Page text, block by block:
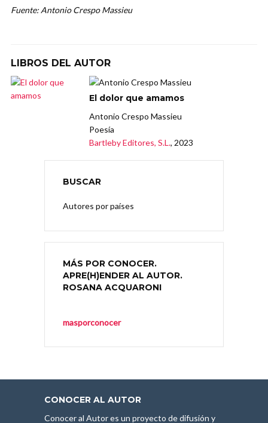
Fuente: Antonio Crespo Massieu
LIBROS DEL AUTOR
El dolor que amamos
Antonio Crespo Massieu
Poesía
Bartleby Editores, S.L., 2023
BUSCAR
Autores por países
MÁS POR CONOCER.
APRE(H)ENDER AL AUTOR.
ROSANA ACQUARONI
masporconocer
CONOCER AL AUTOR
Conocer al Autor es un proyecto de difusión y